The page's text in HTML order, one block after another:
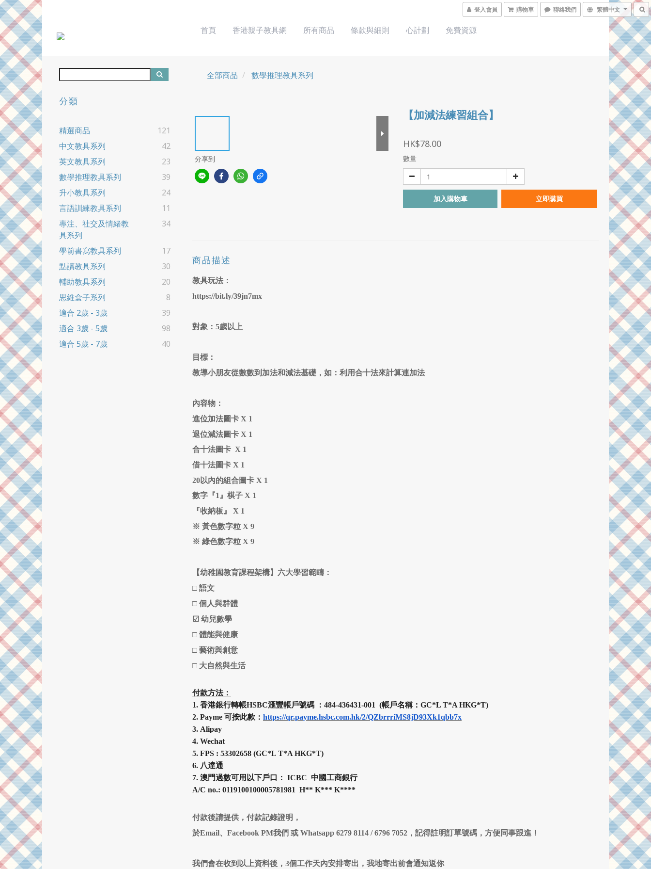
登入會員 購物車 聯絡我們 繁體中文
首頁 香港親子教具網 所有商品 條款與細則 心計劃 免費資源
分類
精選商品
121
中文教具系列
42
英文教具系列
23
數學推理教具系列
39
升小教具系列
24
言語訓練教具系列
11
專注、社交及情緒教
具系列
34
學前書寫教具系列
17
點讀教具系列
30
輔助教具系列
20
思維盒子系列
8
適合 2歲 - 3歲
39
適合 3歲 - 5歲
98
適合 5歲 - 7歲
40
全部商品 數學推理教具系列
分享到
【加減法練習組合】
HK$78.00
數量
加入購物車 立即購買
商品描述
教具玩法：
https://bit.ly/39jn7mx
對象：5歲以上
目標：
教導小朋友從數數到加法和減法基礎，如：利用合十法來計算連加法
內容物 ：
進位加法圖卡 X 1
退位減法圖卡 X 1
合十法圖卡 X 1
借十法圖卡 X 1
20以內的組合圖卡 X 1
數字『1』棋子 X 1
『收納板』 X 1
※ 黃色數字粒 X 9
※ 綠色數字粒 X 9
【幼稚園教育課程架構】六大學習範疇：
□ 語文
□ 個人與群體
☑ 幼兒數學
□ 體能與健康
□ 藝術與創意
□ 大自然與生活
付款方法：
1. 香港銀行轉帳HSBC滙豐帳戶號碼 ：484-436431-001 (帳戶名稱：GC*L T*A HKG*T)
2. Payme 可按此款： https://qr.payme.hsbc.com.hk/2/QZbrrriMS8jD93Xk1qbb7x
3. Alipay
4. Wechat
5. FPS : 53302658 (GC*L T*A HKG*T)
6. 八達通
7. 澳門過數可用以下戶口： ICBC 中國工商銀行
A/C no.: 0119100100005781981 H** K*** K****
付款後請提供，付款記錄證明，
於Email、Facebook PM我們 或 Whatsapp 6279 8114 / 6796 7052，記得註明訂單號碼，方便同事跟進！
我們會在收到以上資料後，3個工作天內安排寄出，我地寄出前會通知返你